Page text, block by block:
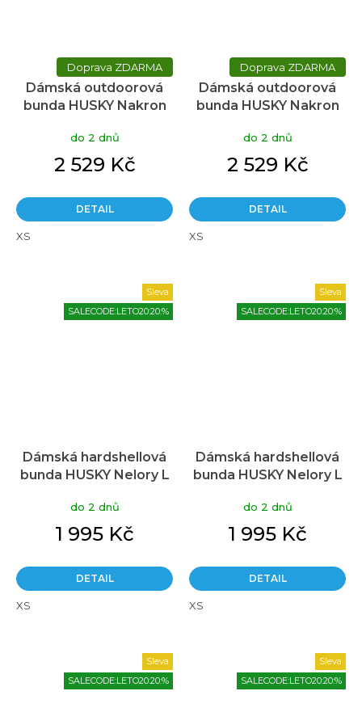
ZDARMA
Dámská outdoorová
bunda HUSKY Nakron
do 2 dnů
2 529 Kč
DETAIL
XS
ZDARMA
Dámská outdoorová
bunda HUSKY Nakron
do 2 dnů
2 529 Kč
DETAIL
XS
Sleva
SALECODE:LETO20:20:%
Dámská hardshellová
bunda HUSKY Nelory L
do 2 dnů
1 995 Kč
DETAIL
XS
Sleva
SALECODE:LETO20:20:%
Dámská hardshellová
bunda HUSKY Nelory L
do 2 dnů
1 995 Kč
DETAIL
XS
Sleva
SALECODE:LETO20:20:%
Sleva
SALECODE:LETO20:20:%